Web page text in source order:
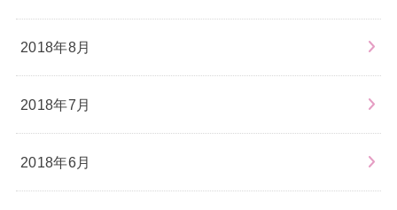
2018年8月
2018年7月
2018年6月